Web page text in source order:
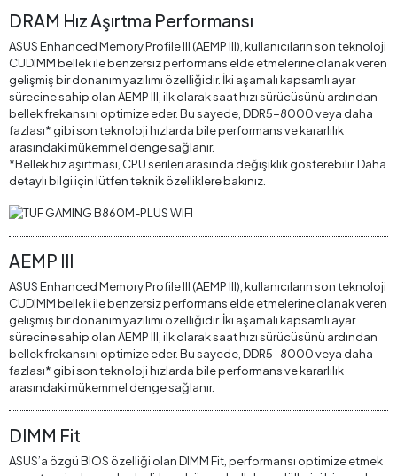
DRAM Hız Aşırtma Performansı
ASUS Enhanced Memory Profile III (AEMP III), kullanıcıların son teknoloji
CUDIMM bellek ile benzersiz performans elde etmelerine olanak veren
gelişmiş bir donanım yazılımı özelliğidir. İki aşamalı kapsamlı ayar
sürecine sahip olan AEMP III, ilk olarak saat hızı sürücüsünü ardından
bellek frekansını optimize eder. Bu sayede, DDR5-8000 veya daha
fazlası* gibi son teknoloji hızlarda bile performans ve kararlılık
arasındaki mükemmel denge sağlanır.
*Bellek hız aşırtması, CPU serileri arasında değişiklik gösterebilir. Daha
detaylı bilgi için lütfen teknik özelliklere bakınız.
AEMP III
ASUS Enhanced Memory Profile III (AEMP III), kullanıcıların son teknoloji
CUDIMM bellek ile benzersiz performans elde etmelerine olanak veren
gelişmiş bir donanım yazılımı özelliğidir. İki aşamalı kapsamlı ayar
sürecine sahip olan AEMP III, ilk olarak saat hızı sürücüsünü ardından
bellek frekansını optimize eder. Bu sayede, DDR5-8000 veya daha
fazlası* gibi son teknoloji hızlarda bile performans ve kararlılık
arasındaki mükemmel denge sağlanır.
DIMM Fit
ASUS’a özgü BIOS özelliği olan DIMM Fit, performansı optimize etmek